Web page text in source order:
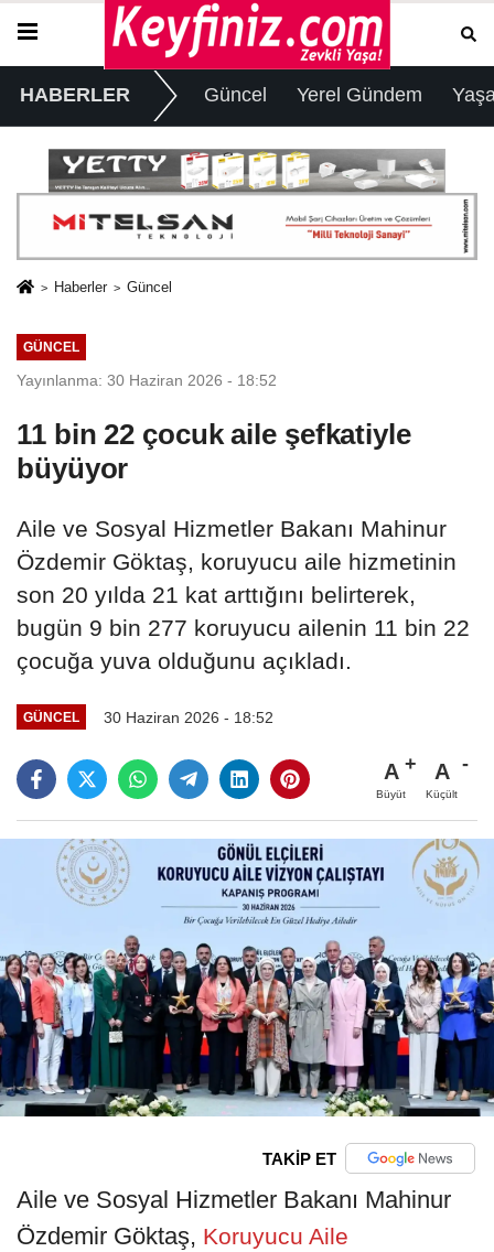
HABERLER Güncel Yerel Gündem
Haberler Güncel
GÜNCEL
Yayınlanma: 30 Haziran 2026 - 18:52
11 bin 22 çocuk aile şefkatiyle
büyüyor
Aile ve Sosyal Hizmetler Bakanı Mahinur
Özdemir Göktaş, koruyucu aile hizmetinin
son 20 yılda 21 kat arttığını belirterek,
bugün 9 bin 277 koruyucu ailenin 11 bin 22
çocuğa yuva olduğunu açıkladı.
GÜNCEL 30 Haziran 2026 - 18:52
A
Büyüt
A
Küçült
TAKİP ET
Aile ve Sosyal Hizmetler Bakanı Mahinur
Özdemir Göktaş, Koruyucu Aile